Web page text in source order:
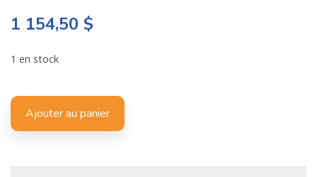
1 154,50 $
1 en stock
Ajouter au panier